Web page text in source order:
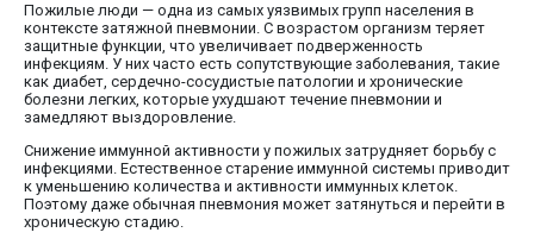
Пожилые люди — одна из самых уязвимых групп населения в
контексте затяжной пневмонии. С возрастом организм теряет
защитные функции, что увеличивает подверженность
инфекциям. У них часто есть сопутствующие заболевания, такие
как диабет, сердечно-сосудистые патологии и хронические
болезни легких, которые ухудшают течение пневмонии и
замедляют выздоровление.
Снижение иммунной активности у пожилых затрудняет борьбу с
инфекциями. Естественное старение иммунной системы приводит
к уменьшению количества и активности иммунных клеток.
Поэтому даже обычная пневмония может затянуться и перейти в
хроническую стадию.